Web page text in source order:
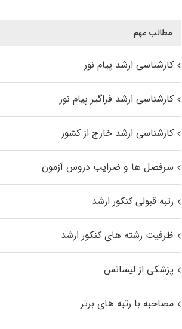
مطالب مهم
کارشناسی ارشد پیام نور
کارشناسی ارشد فراگیر پیام نور
کارشناسی ارشد خارج از کشور
سرفصل ها و ضرایب دروس آزمون
رتبه قبولی کنکور ارشد
ظرفیت رشته های کنکور ارشد
پزشکی از لیسانس
مصاحبه با رتبه های برتر